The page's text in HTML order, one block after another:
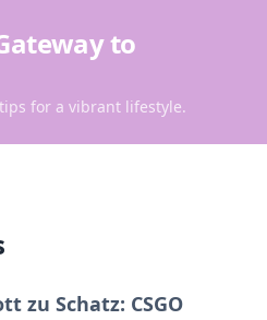
to
for a vibrant lifestyle.
zu Schatz: CSGO